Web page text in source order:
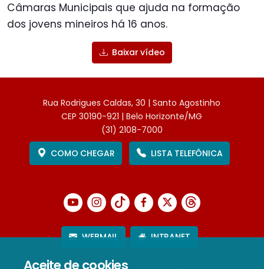
Aceite de cookies
Câmaras Municipais que ajuda na formação
dos jovens mineiros há 16 anos.
Baixar vídeo
Rua Rodrigues Caldas, 30 | Santo Agostinho
CEP 30190-921 | Belo Horizonte/MG
(31) 2108-7000
COMO CHEGAR
LISTA TELEFÔNICA
WEBMAIL INTRANET